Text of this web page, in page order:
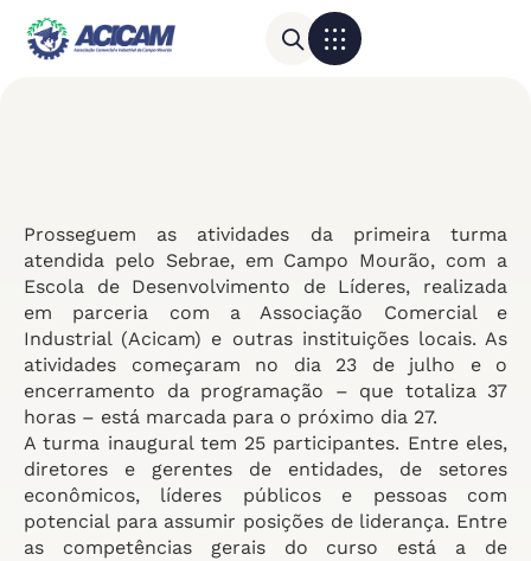
Prosseguem as atividades da primeira turma
atendida pelo Sebrae, em Campo Mourão, com a
Escola de Desenvolvimento de Líderes, realizada
em parceria com a Associação Comercial e
Industrial (Acicam) e outras instituições locais. As
atividades começaram no dia 23 de julho e o
encerramento da programação – que totaliza 37
horas – está marcada para o próximo dia 27.
A turma inaugural tem 25 participantes. Entre eles,
diretores e gerentes de entidades, de setores
econômicos, líderes públicos e pessoas com
potencial para assumir posições de liderança. Entre
as competências gerais do curso está a de